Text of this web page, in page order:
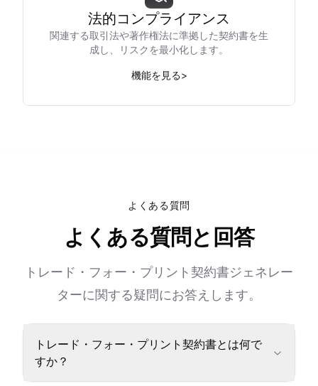
法的コンプライアンス
関連する取引法や著作権法に準拠した契約書を生
成し、リスクを最小化します。
機能を見る>
よくある質問
よくある質問と回答
トレード・フォー・プリント契約書ジェネレー
ターに関する疑問にお答えします。
トレード・フォー・プリント契約書とは何で
すか？